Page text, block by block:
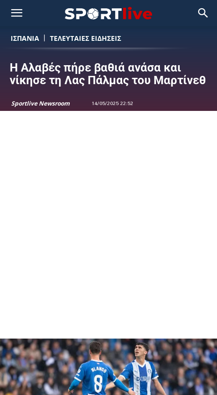
ΙΣΠΑΝΙΑ ΤΕΛΕΥΤΑΙΕΣ ΕΙΔΗΣΕΙΣ
Η Αλαβές πήρε βαθιά ανάσα και
νίκησε τη Λας Πάλμας του Μαρτίνεθ
Sportlive Newsroom 14/05/2025 22:52